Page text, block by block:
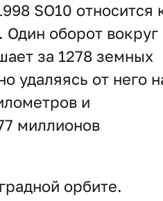
SO10 относится
Один оборот вокруг
за 1278 земных
удаляясь от него
и
миллионов
орбите.